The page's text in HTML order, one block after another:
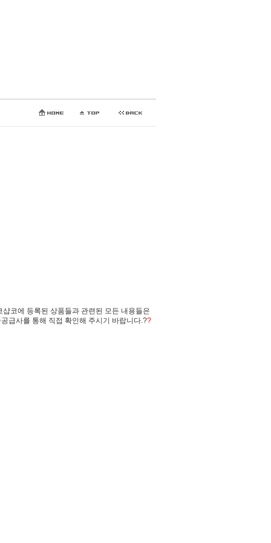
코에 등록된 상품들과 관련된 모든 내용들은
급사를 통해 직접 확인해 주시기 바랍니다.??